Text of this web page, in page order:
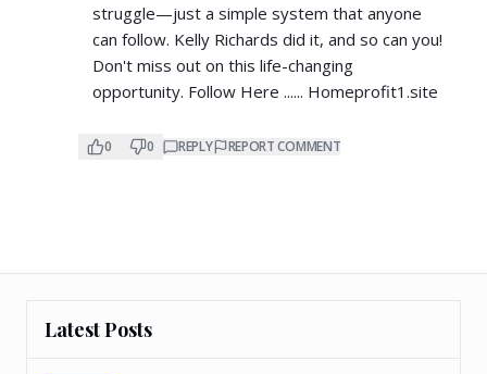
struggle—just a simple system that anyone
can follow. Kelly Richards did it, and so can you!
Don't miss out on this life-changing
opportunity. Follow Here ...... Homeprofit1.site
0 0 REPLY REPORT COMMENT
Latest Posts